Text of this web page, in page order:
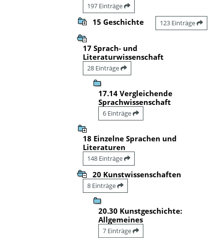
197 Einträge
15 Geschichte 123 Einträge
17 Sprach- und
Literaturwissenschaft
28 Einträge
17.14 Vergleichende
Sprachwissenschaft
6 Einträge
18 Einzelne Sprachen und
Literaturen
148 Einträge
20 Kunstwissenschaften
8 Einträge
20.30 Kunstgeschichte:
Allgemeines
7 Einträge